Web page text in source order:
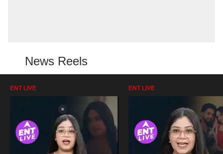
News Reels
ENT LIVE ENT LIVE